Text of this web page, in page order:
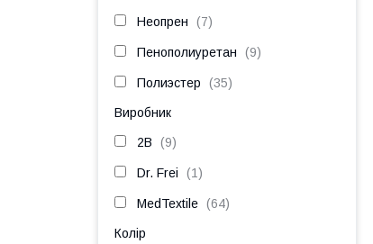
Неопрен 7
Пенополиуретан 9
Полиэстер 35
Виробник
2В 9
Dr. Frei 1
MedTextile 64
Колір